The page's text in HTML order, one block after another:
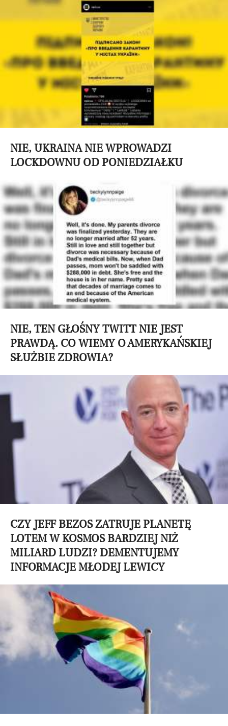
NIE, UKRAINA NIE WPROWADZI
LOCKDOWNU OD PONIEDZIAŁKU
NIE, TEN GŁOŚNY TWITT NIE JEST
PRAWDĄ. CO WIEMY O AMERYKAŃSKIEJ
SŁUŻBIE ZDROWIA?
CZY JEFF BEZOS ZATRUJE PLANETĘ
LOTEM W KOSMOS BARDZIEJ NIŻ
MILIARD LUDZI? DEMENTUJEMY
INFORMACJE MŁODEJ LEWICY